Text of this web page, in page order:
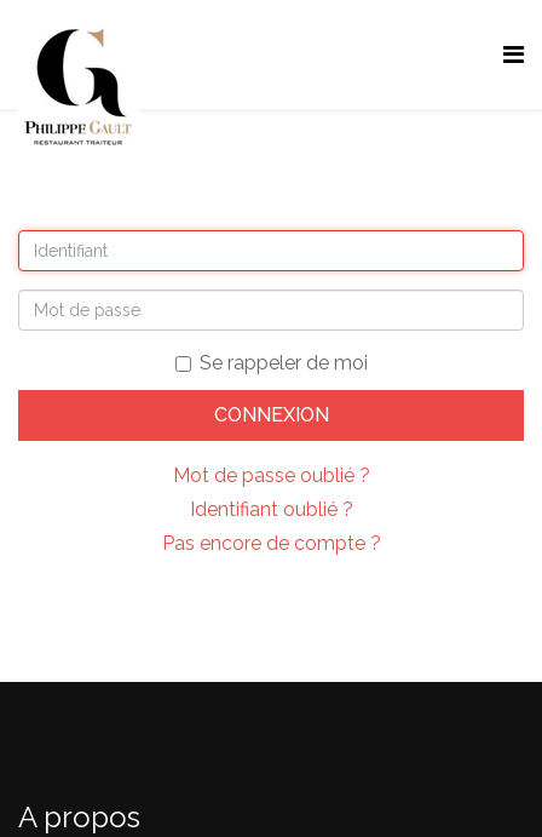
Se rappeler de moi
CONNEXION
Mot de passe oublié ?
Identifiant oublié ?
Pas encore de compte ?
A propos